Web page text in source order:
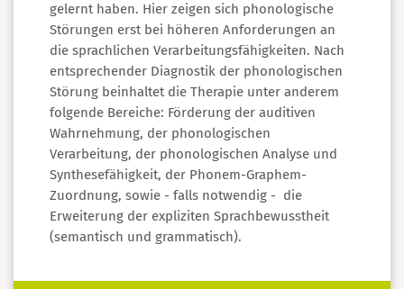
gelernt haben. Hier zeigen sich phonologische
Störungen erst bei höheren Anforderungen an
die sprachlichen Verarbeitungsfähigkeiten. Nach
entsprechender Diagnostik der phonologischen
Störung beinhaltet die Therapie unter anderem
folgende Bereiche: Förderung der auditiven
Wahrnehmung, der phonologischen
Verarbeitung, der phonologischen Analyse und
Synthesefähigkeit, der Phonem-Graphem-
Zuordnung, sowie - falls notwendig - die
Erweiterung der expliziten Sprachbewusstheit
(semantisch und grammatisch).